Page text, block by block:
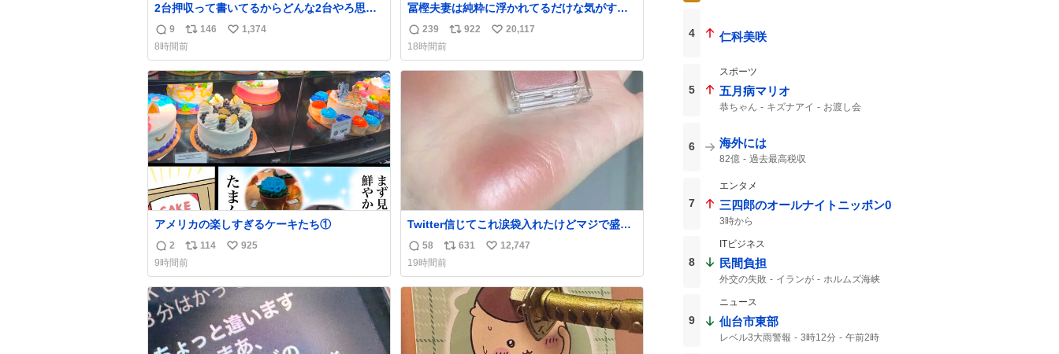
2台押収って書いてるからどんな2台やろ思っ
たらまぁまぁへんてこな1台押収してて笑い止
まらん
返
信
数
9
リ
ポ
ス
ト
数
146
い
ね
数
1,374
8時間前
冨樫夫妻は純粋に浮かれてるだけな気がする
な〜 全アはここに自分の市場価値的なものを
上乗せするので、 すっぴん＆寝起きのボサボ
サ頭でも「今日も可愛いね」が止まらない。
放っておくと永遠に髪撫でてきて作業進まな
私より綺麗な手やめてもろて とか言う
返
信
数
239
リ
ス
922
い
ね
20,117
18時間前
アメリカの楽しすぎるケーキたち①
返
信
数
2
リ
ポ
ス
ト
114
い
ね
数
925
9時間前
Twitter信じてこれ涙袋入れたけどマジで盛れ
た…ありがとう…
返
信
数
58
リ
ポ
ス
ト
数
631
い
ね
12,747
19時間前
4 仁科美咲
5
スポーツ
五月病マリオ
恭ちゃん キズナアイ お渡し会
6 海外には
82億 過去最高税収
7
エンタメ
三四郎のオールナイトニッポン0
3時から
8
ITビジネス
民間負担
外交の失敗 イランが
ホルムズ海峡
9
ニュース
仙台市東部
レベル3大雨警報 3時12分 午前2時